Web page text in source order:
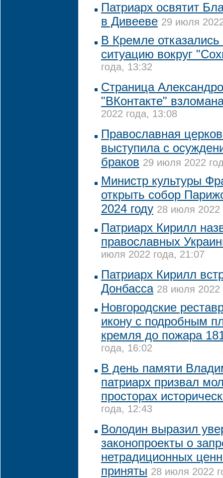
Патриарх освятит
в Дивееве 29 июля
В Кремле
ситуацию вокруг
года, 13:32
Страница
"ВКонтакте"
2022 года, 13:08
Православная
выступила с
браков 29 июля 2022
Министр культуры
открыть собор
2024 году 28 июля 2022
Патриарх Кирилл
православных
июля 2022 года, 21:07
Патриарх Кирилл
Донбасса 28 июля 2022
Новгородские
икону с подробным
кремля до пожара
года, 16:02
В день памяти
патриарх призвал
просторах
года, 12:43
Володин выразил
законопроекты о
нетрадиционных
приняты 28 июля 2022